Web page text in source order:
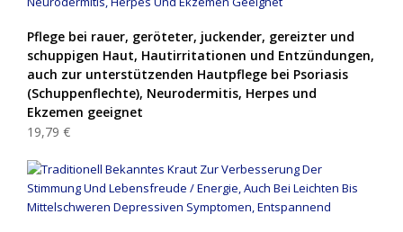
Pflege bei rauer, geröteter, juckender, gereizter und
schuppigen Haut, Hautirritationen und Entzündungen,
auch zur unterstützenden Hautpflege bei Psoriasis
(Schuppenflechte), Neurodermitis, Herpes und
Ekzemen geeignet
19,79 €